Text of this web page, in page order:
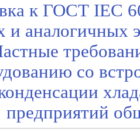
к ГОСТ IEC
и аналогичных
со
предприятий